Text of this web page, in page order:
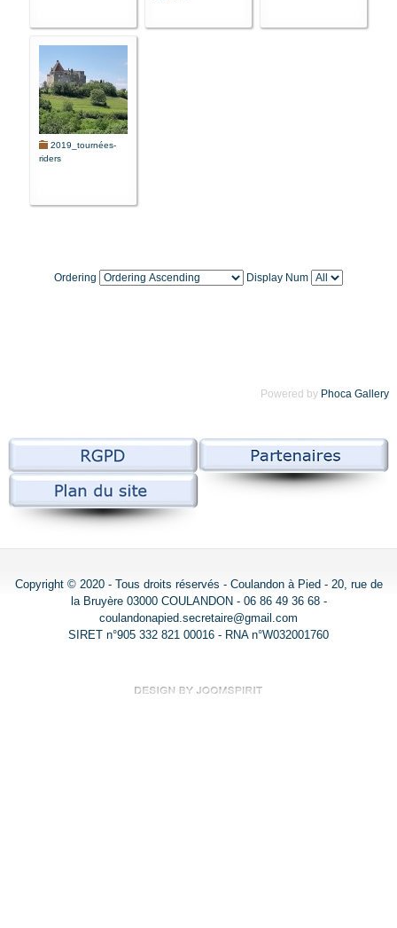
2019_tournées-
riders
Ordering Display Num
Powered by Phoca Gallery
Copyright © 2020 - Tous droits réservés - Coulandon à Pied - 20, rue de
la Bruyère 03000 COULANDON - 06 86 49 36 68 -
coulandonapied.secretaire@gmail.com
SIRET n°905 332 821 00016 - RNA n°W032001760